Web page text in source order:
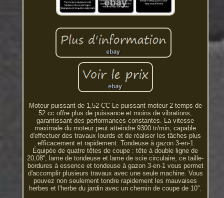
Moteur puissant de 1,52 CC Le puissant moteur 2 temps de
52 cc offre plus de puissance et moins de vibrations,
garantissant des performances constantes. La vitesse
maximale du moteur peut atteindre 9300 tr/min, capable
d'effectuer des travaux lourds et de réaliser les tâches plus
efficacement et rapidement. Tondeuse à gazon 3-en-1
Équipée de quatre têtes de coupe : tête à double ligne de
20,08'', lame de tondeuse et lame de scie circulaire, ce taille-
bordures à essence et tondeuse à gazon 3-en-1 vous permet
d'accomplir plusieurs travaux avec une seule machine. Vous
pouvez non seulement tondre rapidement les mauvaises
herbes et l'herbe du jardin avec un chemin de coupe de 10''.